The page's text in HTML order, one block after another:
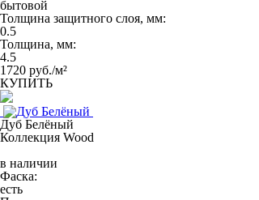
бытовой
Толщина защитного слоя, мм:
0.5
Толщина, мм:
4.5
1720 руб./м²
КУПИТЬ
Дуб Белёный
Коллекция Wood
в наличии
Фаска:
есть